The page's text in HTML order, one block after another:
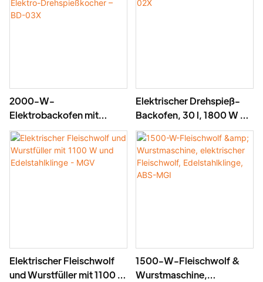
2000-W-
Elektrobackofen mit
Drehspieß, 38-Liter-
Elektro-Drehspießkocher
– BD-03X
Elektrischer Drehspieß-
Backofen, 30 l, 1800 W –
BD-02X
Elektrischer Fleischwolf
und Wurstfüller mit 1100 W
1500-W-Fleischwolf &
Wurstmaschine,